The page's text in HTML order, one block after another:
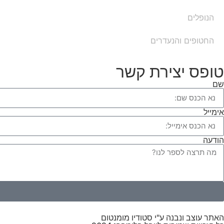
הנופלים
החטופים והנעדרים
טופס יצירת קשר
שם
אימייל
הודעה
האתר עוצב ונבנה ע"י סטודיו מומנטום